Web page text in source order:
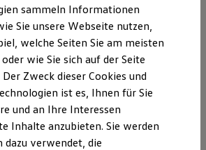
Kauf
Förderung
Konnektivität
Software 6
Versionen und Updates
Extras
zu Ihrem ID.
Reifen durch simples Umstecken.
Kompletträder ist belegt durch:
Festigkeitsprüfungen
sammeln Informationen
Sie unsere Webseite nutzen,
welche Seiten Sie am meisten
wie Sie sich auf der Seite
Zweck dieser Cookies und
ist es, Ihnen für Sie
und an Ihre Interessen
Inhalte anzubieten. Sie werden
dazu verwendet, die